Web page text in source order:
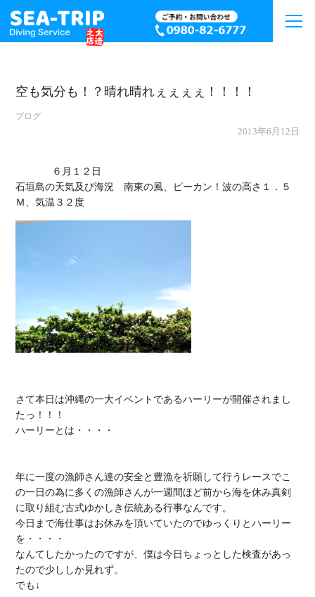
空も気分も！？晴れ晴れぇぇぇぇ！！！！
ブログ
2013年6月12日
石垣島の天気及び海況　南東の風、ピーカン！波の高さ１．５
さて本日は沖縄の一大イベントであるハーリーが開催されまし
たっ！！！
ハーリーとは・・・・
年に一度の漁師さん達の安全と豊漁を祈願して行うレースでこ
の一日の為に多くの漁師さんが一週間ほど前から海を休み真剣
に取り組む古式ゆかしき伝統ある行事なんです。
今日まで海仕事はお休みを頂いていたのでゆっくりとハーリー
を・・・・
なんてしたかったのですが、僕は今日ちょっとした検査があっ
たので少ししか見れず。